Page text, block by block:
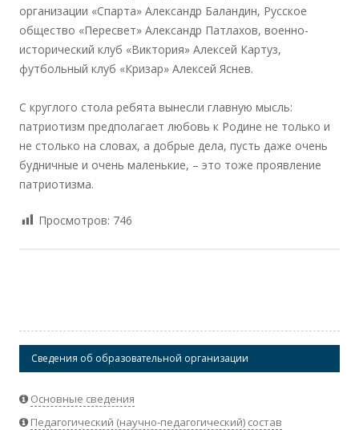
организации «Спарта» Александр Баландин, Русское
общество «Пересвет» Александр Патлахов, военно-
исторический клуб «Виктория» Алексей Картуз,
футбольный клуб «Кризар» Алексей Яснев.
С круглого стола ребята вынесли главную мысль:
патриотизм предполагает любовь к Родине не только и
не столько на словах, а добрые дела, пусть даже очень
будничные и очень маленькие, – это тоже проявление
патриотизма.
Просмотров: 746
Сведения об образовательной организации
Основные сведения
Педагогический (научно-педагогический) состав